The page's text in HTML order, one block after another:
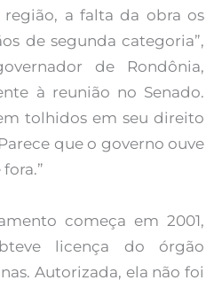
a falta da obra os
de segunda categoria”,
de Rondônia,
à reunião no Senado.
tolhidos em seu direito
que o governo ouve
começa em 2001,
licença do órgão
Autorizada, ela não foi